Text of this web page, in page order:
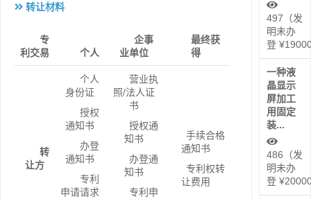
转让材料
专
利交易
个人
企事
业单位
最终获
得
转
让方
个人
身份证
授权
通知书
办登
通知书
专利
申请请求
营业执
照/法人证
书
授权通
知书
办登通
知书
专利申
手续合格
通知书
专利权转
让费用
497（发
明未办
登
一种液
晶显示
屏加工
用固定
装...
486（发
明未办
登